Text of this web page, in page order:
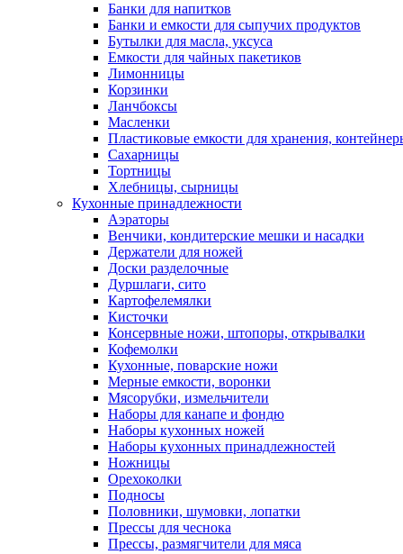
Банки для напитков
Банки и емкости для сыпучих продуктов
Бутылки для масла, уксуса
Емкости для чайных пакетиков
Лимонницы
Корзинки
Ланчбоксы
Масленки
Пластиковые емкости для хранения,
Сахарницы
Тортницы
Хлебницы, сырницы
Кухонные принадлежности
Аэраторы
Венчики, кондитерские мешки и насадки
Держатели для ножей
Доски разделочные
Дуршлаги, сито
Картофелемялки
Кисточки
Консервные ножи, штопоры, открывалки
Кофемолки
Кухонные, поварские ножи
Мерные емкости, воронки
Мясорубки, измельчители
Наборы для канапе и фондю
Наборы кухонных ножей
Наборы кухонных принадлежностей
Ножницы
Орехоколки
Подносы
Половники, шумовки, лопатки
Прессы для чеснока
Прессы, размягчители для мяса